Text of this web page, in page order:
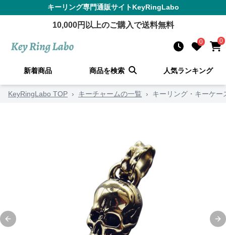
キーリング専門通販サイトKeyRingLabo
10,000円以上のご購入で送料無料
0 0
新着商品 商品を検索 人気ランキング
KeyRingLabo TOP › キーチャームの一覧 › キーリング・キーケ
Previous slide